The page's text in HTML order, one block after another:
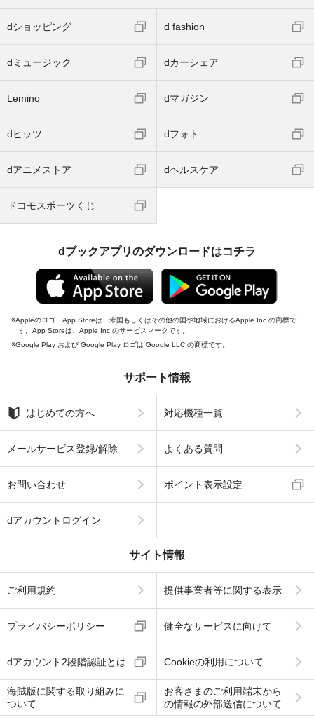
dショッピング d fashion
dミュージック dカーシェア
Lemino dマガジン
dヒッツ dフォト
dアニメストア dヘルスケア
ドコモスポーツくじ
dブックアプリのダウンロードはコチラ
Appleのロゴ、App Storeは、米国もしくはその他の国や地域におけるApple Inc.の商標で
す。App Storeは、Apple Inc.のサービスマークです。
Google Play および Google Play ロゴは Google LLC の商標です。
サポート情報
はじめての方へ 対応機種一覧
メールサービス登録/解除 よくある質問
お問い合わせ ポイント表示設定
dアカウントログイン
サイト情報
ご利用規約 提供事業者等に関する表示
プライバシーポリシー 健全なサービスに向けて
dアカウント2段階認証とは Cookieの利用について
海賊版に関する取り組みに
ついて
お客さまのご利用端末から
の情報の外部送信について